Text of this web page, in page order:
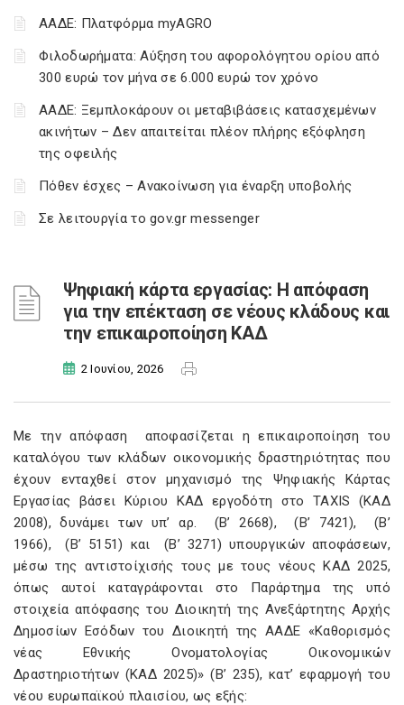
ΑΑΔΕ: Πλατφόρμα myAGRO
Φιλοδωρήματα: Αύξηση του αφορολόγητου ορίου από
300 ευρώ τον μήνα σε 6.000 ευρώ τον χρόνο
ΑΑΔΕ: Ξεμπλοκάρουν οι μεταβιβάσεις κατασχεμένων
ακινήτων – Δεν απαιτείται πλέον πλήρης εξόφληση
της οφειλής
Πόθεν έσχες – Ανακοίνωση για έναρξη υποβολής
Σε λειτουργία το gov.gr messenger
Ψηφιακή κάρτα εργασίας: Η απόφαση
για την επέκταση σε νέους κλάδους και
την επικαιροποίηση ΚΑΔ
2 Ιουνίου, 2026
Με την απόφαση
αποφασίζεται η επικαιροποίηση του
καταλόγου των κλάδων οικονομικής δραστηριότητας που
έχουν ενταχθεί στον μηχανισμό της Ψηφιακής Κάρτας
Εργασίας βάσει Κύριου ΚΑΔ εργοδότη στο ΤΑΧIS (ΚΑΔ
2008), δυνάμει των υπ’ αρ.
(Β’ 2668), (Β’ 7421),
(Β’
1966),
(Β’ 5151) και
(Β’ 3271) υπουργικών αποφάσεων,
μέσω της αντιστοίχισής τους με τους νέους ΚΑΔ 2025,
όπως αυτοί καταγράφονται στο Παράρτημα της υπό
στοιχείααπόφασης του Διοικητή της Ανεξάρτητης Αρχής
Δημοσίων Εσόδων του Διοικητή της ΑΑΔΕ «Καθορισμός
νέας Εθνικής Ονοματολογίας Οικονομικών
Δραστηριοτήτων (ΚΑΔ 2025)» (Β’ 235), κατ’ εφαρμογή του
νέου ευρωπαϊκού πλαισίου, ως εξής: